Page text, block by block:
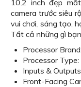
10,2 inch đẹp
camera trước siêu
vui chơi, sáng tạo,
Tất cả những gì
Processor
Processor
Inputs &
Front-Facing